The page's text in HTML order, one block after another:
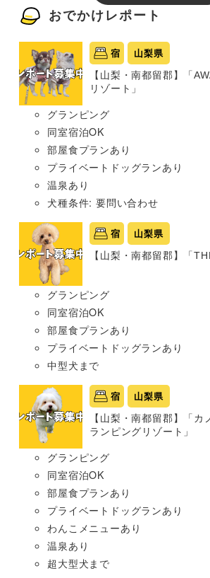
おでかけレポート
宿 山梨県
【山梨・南都留郡】「
リゾート」
グランピング
同室宿泊OK
部屋食プランあり
プライベートドッグランあり
温泉あり
犬種条件: 要問い合わせ
宿 山梨県
【山梨・南都留郡】「
グランピング
同室宿泊OK
部屋食プランあり
プライベートドッグランあり
中型犬まで
宿 山梨県
【山梨・南都留郡】「
ランピングリゾート」
グランピング
同室宿泊OK
部屋食プランあり
プライベートドッグランあり
わんこメニューあり
温泉あり
超大型犬まで